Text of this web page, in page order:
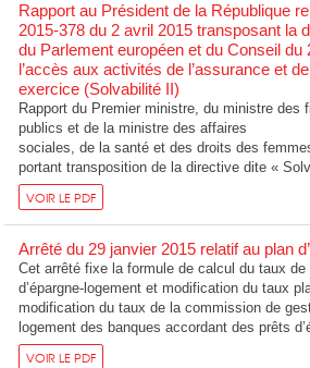
Rapport au Président de la République
2015-378 du 2 avril 2015 transposant la
du Parlement européen et du Conseil
l’accès aux activités de l’assurance et
exercice (Solvabilité II)
Rapport du Premier ministre, du ministre des
publics et de la ministre des affaires
sociales, de la santé et des droits des
portant transposition de la directive dite «
VOIR LE PDF
Arrêté du 29 janvier 2015 relatif au plan
Cet arrêté fixe la formule de calcul du taux de
d’épargne-logement et modification du taux
modification du taux de la commission de
logement des banques accordant des prêts
VOIR LE PDF